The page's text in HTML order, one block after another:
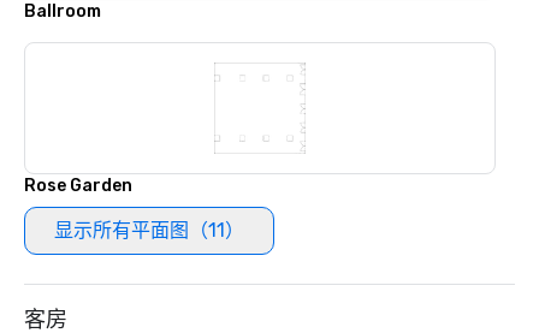
Ballroom
Rose Garden
显示所有平面图（11）
客房